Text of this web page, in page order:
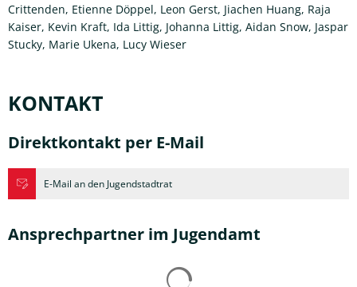
Crittenden, Etienne Döppel, Leon Gerst, Jiachen Huang, Raja
Kaiser, Kevin Kraft, Ida Littig, Johanna Littig, Aidan Snow, Jaspar
Stucky, Marie Ukena, Lucy Wieser
KONTAKT
Direktkontakt per E-Mail
E-Mail an den Jugendstadtrat
Ansprechpartner im Jugendamt